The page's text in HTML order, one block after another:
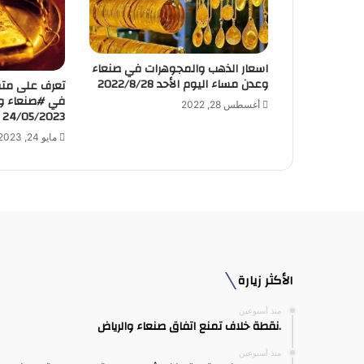
ك
ت
ر
و
ن
ي
اسعار الذهب والمجوهرات في صنعاء
وعدن مساء اليوم الأحد 2022/8/28
أغسطس 28, 2022
تعرف على
في #صنعاء
24/05/2023
مايو 24, 2023
الأكثر زيارة
منذ أسبوعين
.نقطة خلاف تمنع اتفاق صنعاء والرياض
منذ أسبوعين